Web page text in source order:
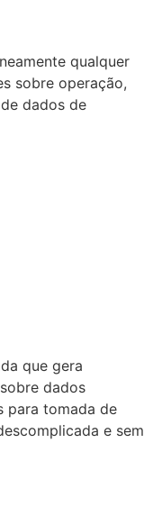
qualquer
sobre operação,
dados de
que gera
dados
para tomada de
e sem